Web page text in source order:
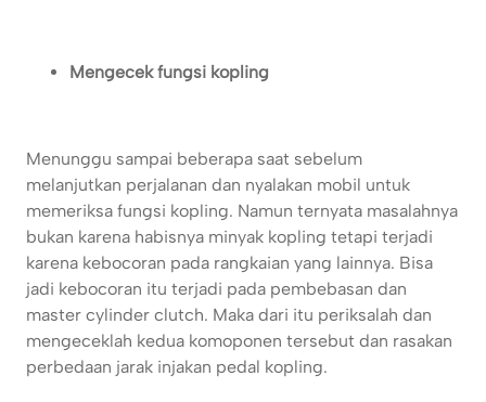
Mengecek fungsi kopling
Menunggu sampai beberapa saat sebelum
melanjutkan perjalanan dan nyalakan mobil untuk
memeriksa fungsi kopling. Namun ternyata masalahnya
bukan karena habisnya minyak kopling tetapi terjadi
karena kebocoran pada rangkaian yang lainnya. Bisa
jadi kebocoran itu terjadi pada pembebasan dan
master cylinder clutch. Maka dari itu periksalah dan
mengeceklah kedua komoponen tersebut dan rasakan
perbedaan jarak injakan pedal kopling.